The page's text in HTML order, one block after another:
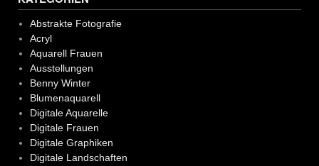
Abstrakte Fotografie
Acryl
Aquarell Frauen
Ausstellungen
Benny Winter
Blumenaquarell
Digitale Aquarelle
Digitale Frauen
Digitale Graphiken
Digitale Landschaften